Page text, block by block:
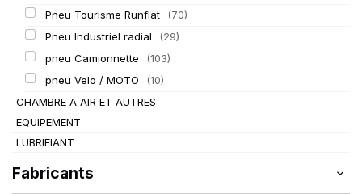
Pneu Tourisme Runflat
(70)
Pneu Industriel radial
(29)
pneu Camionnette
(103)
pneu Velo / MOTO
(10)
CHAMBRE A AIR ET AUTRES
EQUIPEMENT
LUBRIFIANT
Fabricants